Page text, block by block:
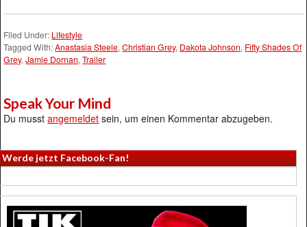
Filed Under: Lifestyle
Tagged With:Anastasia Steele,Christian Grey, Dakota Johnson, Fifty Shades Of
Grey,Jamie Dornan,Trailer
Speak Your Mind
Du musstangemeldet sein, um einen Kommentar abzugeben.
Werde jetzt Facebook-Fan!